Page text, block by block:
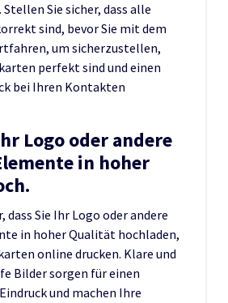
Sie sicher, dass alle
sind, bevor Sie mit dem
um sicherzustellen,
perfekt sind und einen
bei Ihren Kontakten
Logo oder andere
in hoher
dass Sie Ihr Logo oder andere
in hoher Qualität hochladen,
online drucken. Klare und
Bilder sorgen für einen
und machen Ihre